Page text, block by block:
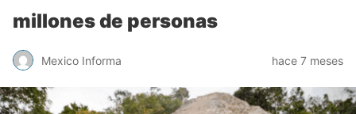
millones de personas
Mexico Informa hace 7 meses